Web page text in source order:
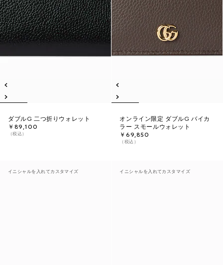
ダブルG 二つ折りウォレット
￥89,100
（税込）
オンライン限定 ダブルG バイカ
ラー スモールウォレット
￥69,850
（税込）
イニシャルを入れてカスタマイズ イニシャルを入れてカスタマイズ